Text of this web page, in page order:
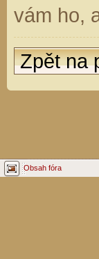
vám ho,
Zpět na
Obsah fóra